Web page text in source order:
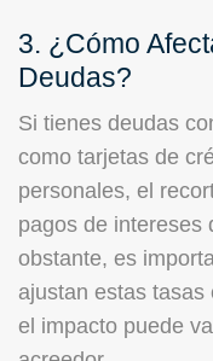
3. ¿Cómo
Deudas?
Si tienes deudas
como tarjetas de
personales, el
pagos de intereses
obstante, es
ajustan estas
el impacto puede